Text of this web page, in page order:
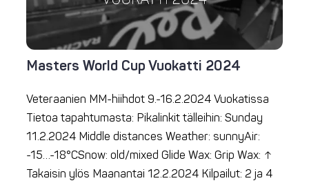
Masters World Cup Vuokatti 2024
Veteraanien MM-hiihdot 9.-16.2.2024 Vuokatissa
Tietoa tapahtumasta: Pikalinkit tälleihin: Sunday
11.2.2024 Middle distances Weather: sunnyAir:
-15…-18°CSnow: old/mixed Glide Wax: Grip Wax: ↑
Takaisin ylös Maanantai 12.2.2024 Kilpailut: 2 ja 4